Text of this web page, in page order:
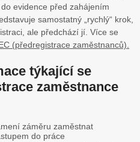
evidence před zahájením
samostatný „rychlý“ krok,
ale předchází jí. Více se
(předregistrace zaměstnanců).
týkající se
zaměstnance
záměru zaměstnat
do práce